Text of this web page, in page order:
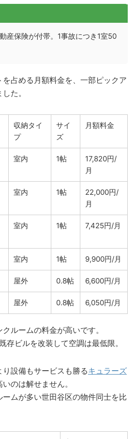
産保険が付帯。1事故につき1室50
占める月額料金を、一部ピックア
た。
収納タイ
プ
サイ
ズ
月額料金
室内 1帖
17,820円/
月
室内 1帖
22,000円/
月
室内 1帖 7,425円/月
室内 1帖 9,900円/月
屋外 0.8帖 6,600円/月
屋外 0.8帖 6,050円/月
ルームの料金が高いです。
存ビルを改装して空調は最低限。
設備もサービスも勝るキュラーズ
のは解せません。
ムが多い世田谷区の物件同士を比